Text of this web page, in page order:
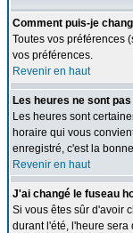
Comment puis-je
Toutes vos préférences
vos préférences.
Revenir en haut
Les heures ne sont
Les heures sont
horaire qui vous
enregistré, c'est la
Revenir en haut
J'ai changé le fuseau
Si vous êtes sûr d'avoir
durant l'été, l'heure